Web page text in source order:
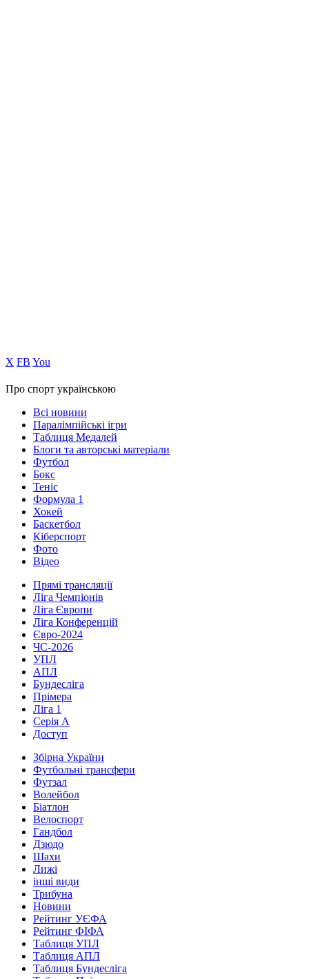
Х FB You
Про спорт українською
Всі новини
Паралімпійські ігри
Таблиця Медалей
Блоги та авторські матеріали
Футбол
Бокс
Теніс
Формула 1
Хокей
Баскетбол
Кіберспорт
Фото
Відео
Прямі трансляції
Ліга Чемпіонів
Ліга Європи
Ліга Конференцій
Євро-2024
ЧС-2026
УПЛ
АПЛ
Бундесліга
Прімера
Ліга 1
Серія А
Доступ
Збірна України
Футбольні трансфери
Футзал
Волейбол
Біатлон
Велоспорт
Гандбол
Дзюдо
Шахи
Лижі
інші види
Трибуна
Новини
Рейтинг УЄФА
Рейтинг ФІФА
Таблиця УПЛ
Таблиця АПЛ
Таблиця Бундесліга